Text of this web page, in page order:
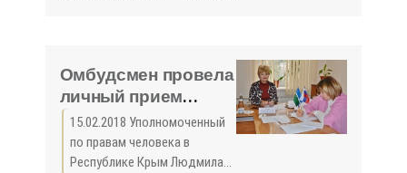
ухудшением
погодных условий -
«МЧС»
дорожными службами
находятся в полной ...
Омбудсмен провела
личный прием
граждан в
Первомайском
районе - «Правам
15.02.2018 Уполномоченный
по правам человека в
Республике Крым Людмила